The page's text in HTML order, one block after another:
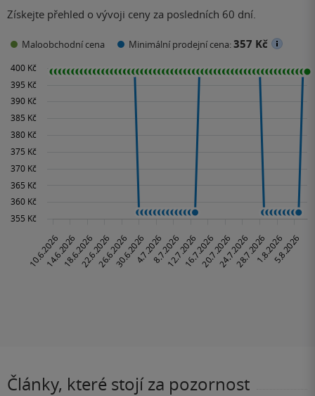
Získejte přehled o vývoji ceny za posledních 60 dní.
Maloobchodní cena Minimální prodejní cena:357 Kč
Články, které stojí za pozornost